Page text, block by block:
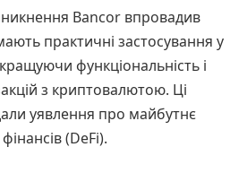
Bancor впровадив
практичні застосування у
функціональність і
з криптовалютою. Ці
уявлення про майбутнє
(DeFi).